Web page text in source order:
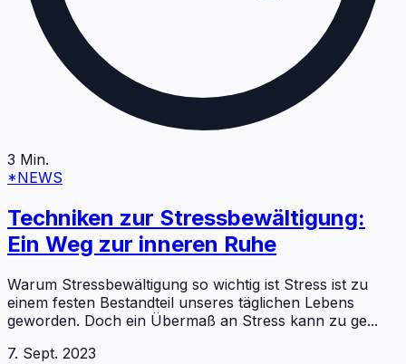
3 Min.
*NEWS
Techniken zur Stressbewältigung:
Ein Weg zur inneren Ruhe
Warum Stressbewältigung so wichtig ist Stress ist zu
einem festen Bestandteil unseres täglichen Lebens
geworden. Doch ein Übermaß an Stress kann zu ge...
7. Sept. 2023